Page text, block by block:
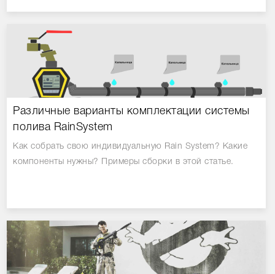
Различные варианты комплектации системы
полива RainSystem
Как собрать свою индивидуальную Rain System? Какие
компоненты нужны? Примеры сборки в этой статье.